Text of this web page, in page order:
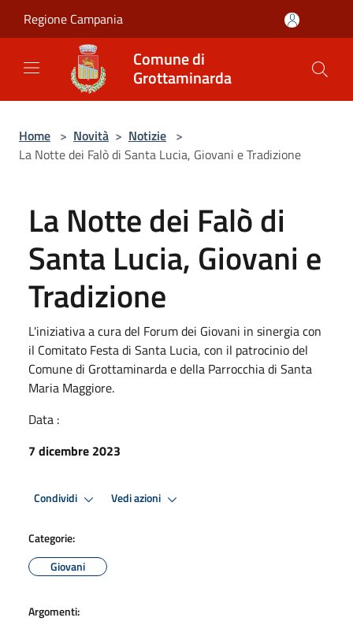
Regione Campania
Comune di
Grottaminarda
Home > Novità > Notizie >
La Notte dei Falò di Santa Lucia, Giovani e Tradizione
La Notte dei Falò di
Santa Lucia, Giovani e
Tradizione
L'iniziativa a cura del Forum dei Giovani in sinergia con
il Comitato Festa di Santa Lucia, con il patrocinio del
Comune di Grottaminarda e della Parrocchia di Santa
Maria Maggiore.
Data :
7 dicembre 2023
Condividi Vedi azioni
Categorie:
Giovani
Argomenti: